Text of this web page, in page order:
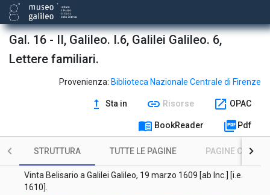
Gal. 16 - II, Galileo. I.6, Galilei Galileo. 6,
Lettere familiari.
Provenienza: Biblioteca Nazionale Centrale di Firenze
upgrade Sta in link Risorse open_in_new OPAC
menu_book BookReader picture_as_pdf Pdf
STRUTTURA TUTTE LE PAGINE PAGINE CON
Cardi Ludovico (detto Il Cigoli) a Galilei Galileo, 26 novembre
1610.
Santini Antonio a Galilei Galileo, 25 dicembre 1610.
1610].
Vinta Belisario a Galilei Galileo, 19 marzo 1609 [ab Inc.] [i.e.
1610].